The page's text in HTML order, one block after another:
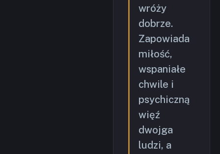
wróży
dobrze.
Zapowiada
miłość,
wspaniałe
chwile i
psychiczną
więź
dwojga
ludzi, a